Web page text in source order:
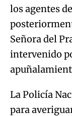
los agentes
Señora del
intervenido
La Policía
para